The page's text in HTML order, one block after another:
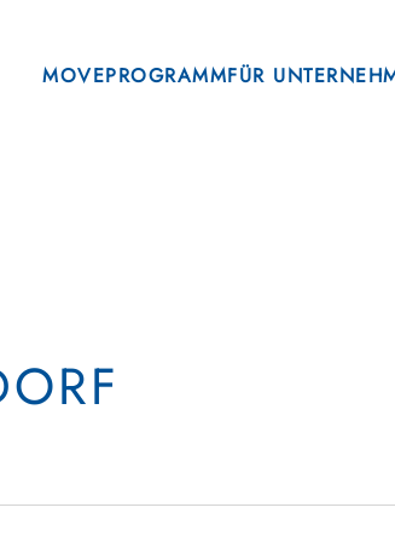
MOVEPROGRAMMFÜR